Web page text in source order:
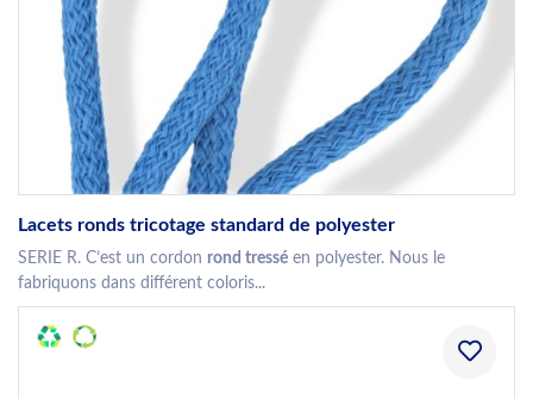
Lacets ronds tricotage standard de polyester
SERIE R. C’est un cordon rond tressé en polyester. Nous le
fabriquons dans différent coloris...